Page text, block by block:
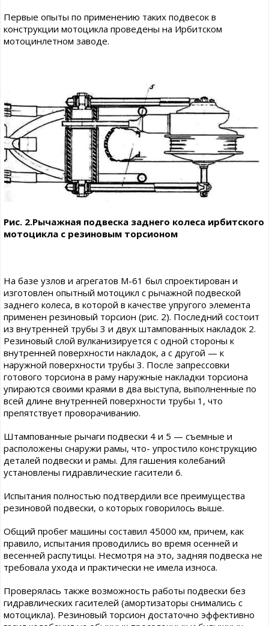
Первые опыты по применению таких подвесок в
конструкции мотоцикла проведены на Ирбитском
мотоцинлетном заводе.
Рис. 2.Рычажная подвеска заднего колеса ирбитского
мотоцикла с резиновым торсионом
На базе узлов и агрегатов М-61 был спроектирован и
изготовлен опытный мотоцикл с рычажной подвеской
заднего колеса, в которой в качестве упругого элемента
применен резиновый торсион (рис. 2). Последний состоит
из внутренней трубы 3 и двух штампованных накладок 2.
Резиновый слой вулканизируется с одной стороны к
внутренней поверхности накладок, а с другой — к
наружной поверхности трубы 3. После запрессовки
готового торсиона в раму наружные накладки торсиона
упираются своими краями в два выступа, выполненные по
всей длине внутренней поверхности трубы 1, что
препятствует проворачиванию.
Штампованные рычаги подвески 4 и 5 — съемные и
расположены снаружи рамы, что- упростило конструкцию
деталей подвески и рамы. Для гашения колебаний
установлены гидравлические гасители 6.
Испытания полностью подтвердили все преимущества
резиновой подвески, о которых говорилось выше.
Общий пробег машины составил 45000 км, причем, как
правило, испытания проводились во время осенней и
весенней распутицы. Несмотря на это, задняя подвеска не
требовала ухода и практически не имела износа.
Проверялась также возможность работы подвески без
гидравлических гасителей (амортизаторы снимались с
мотоцикла). Резиновый торсион достаточно эффективно